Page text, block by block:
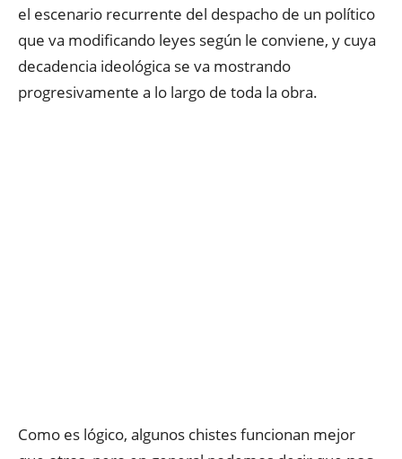
el escenario recurrente del despacho de un político
que va modificando leyes según le conviene, y cuya
decadencia ideológica se va mostrando
progresivamente a lo largo de toda la obra.
Como es lógico, algunos chistes funcionan mejor